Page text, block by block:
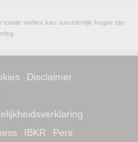
verlies kan aanzienlijk hoger zijn
Disclaimer
IBKR
Pers